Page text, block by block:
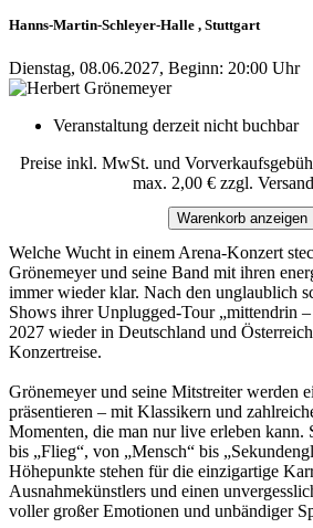
Hanns-Martin-Schleyer-Halle , Stuttgart
Dienstag, 08.06.2027, Beginn: 20:00 Uhr
Veranstaltung derzeit nicht buchbar
Preise inkl. MwSt. und
max. 2,00 € zzgl.
Warenkorb anzeigen
Welche Wucht in einem Arena-Konzert
Grönemeyer und seine Band mit ihren
immer wieder klar. Nach den unglaublich
Shows ihrer Unplugged-Tour „mittendrin –
2027 wieder in Deutschland und
Konzertreise.
Grönemeyer und seine Mitstreiter werden
präsentieren – mit Klassikern und
Momenten, die man nur live erleben kann.
bis „Flieg“, von „Mensch“ bis
Höhepunkte stehen für die einzigartige
Ausnahmekünstlers und einen
voller großer Emotionen und unbändiger